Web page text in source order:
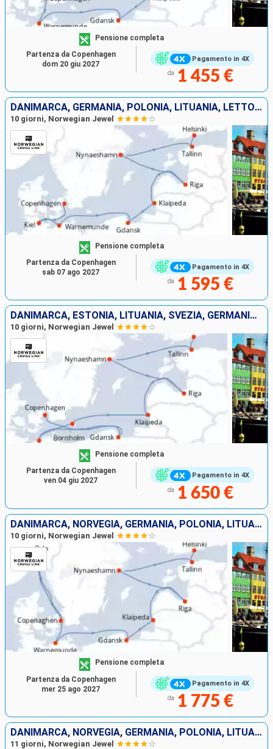
Pagamento in 4X
Pensione completa
da 1 455 €
Partenza da Copenhagen
dom 20 giu 2027
DANIMARCA, GERMANIA, POLONIA, LITUANIA, LETTONIA, SVEZIA, ESTONIA, FINLANDIA
10 giorni, Norwegian Jewel
Pagamento in 4X
Pensione completa
da 1 595 €
Partenza da Copenhagen
sab 07 ago 2027
DANIMARCA, ESTONIA, LITUANIA, SVEZIA, GERMANIA, LETTONIA, POLONIA, FINLANDIA
10 giorni, Norwegian Jewel
Pagamento in 4X
Pensione completa
da 1 650 €
Partenza da Copenhagen
ven 04 giu 2027
DANIMARCA, NORVEGIA, GERMANIA, POLONIA, LITUANIA, LETTONIA, SVEZIA, ESTONIA, FINLANDIA
10 giorni, Norwegian Jewel
Pagamento in 4X
Pensione completa
da 1 775 €
Partenza da Copenhagen
mer 25 ago 2027
DANIMARCA, NORVEGIA, GERMANIA, POLONIA, LITUANIA, LETTONIA, SVEZIA, ESTONIA, FINLANDIA
11 giorni, Norwegian Jewel